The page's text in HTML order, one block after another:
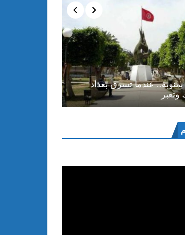
بمنوبة.. عندما تسرق بغداد